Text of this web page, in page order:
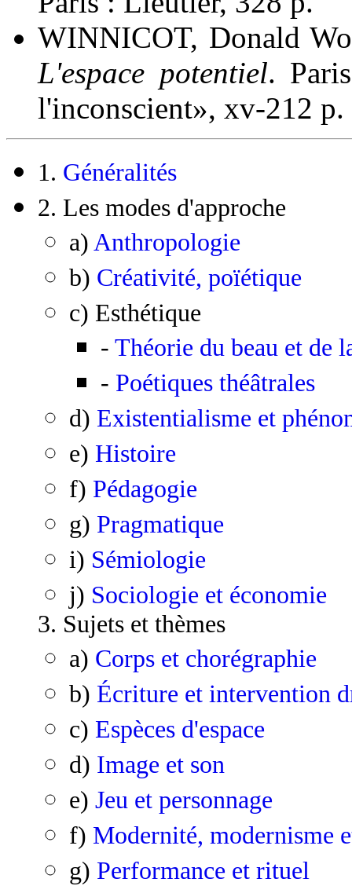
WINNICOT, Donald
L'espace potentiel.
l'inconscient», xv-212 p.
1. Généralités
2. Les modes d'approche
a) Anthropologie
b) Créativité, poïétique
c) Esthétique
- Théorie du beau et de
- Poétiques théâtrales
d) Existentialisme et
e) Histoire
f) Pédagogie
g) Pragmatique
i) Sémiologie
j) Sociologie et économie
3. Sujets et thèmes
a) Corps et chorégraphie
b) Écriture et intervention
c) Espèces d'espace
d) Image et son
e) Jeu et personnage
f) Modernité, modernisme
g) Performance et rituel